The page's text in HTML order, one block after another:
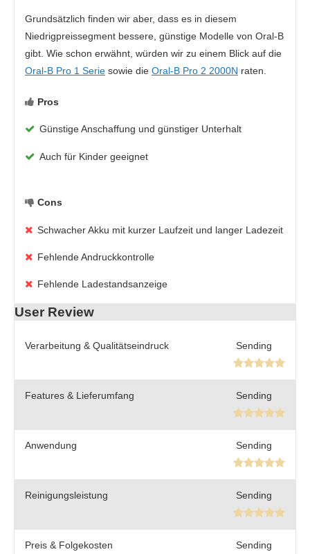
Grundsätzlich finden wir aber, dass es in diesem
Niedrigpreissegment bessere, günstige Modelle von Oral-B
gibt. Wie schon erwähnt, würden wir zu einem Blick auf die
Oral-B Pro 1 Serie sowie die Oral-B Pro 2 2000N raten.
Pros
Günstige Anschaffung und günstiger Unterhalt
Auch für Kinder geeignet
Cons
Schwacher Akku mit kurzer Laufzeit und langer Ladezeit
Fehlende Andruckkontrolle
Fehlende Ladestandsanzeige
User Review
Verarbeitung & Qualitätseindruck Sending
Features & Lieferumfang Sending
Anwendung Sending
Reinigungsleistung Sending
Preis & Folgekosten Sending